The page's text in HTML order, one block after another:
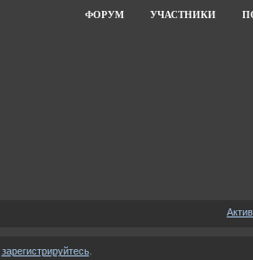
ФОРУМ УЧАСТНИКИ
зарегистрируйтесь.